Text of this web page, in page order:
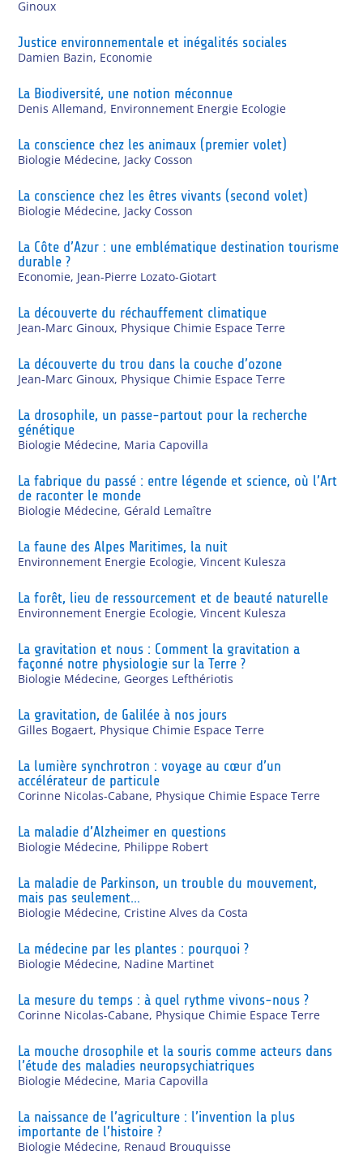
Ginoux
Justice environnementale et inégalités sociales
Damien Bazin, Economie
La Biodiversité, une notion méconnue
Denis Allemand, Environnement Energie Ecologie
La conscience chez les animaux (premier volet)
Biologie Médecine, Jacky Cosson
La conscience chez les êtres vivants (second volet)
Biologie Médecine, Jacky Cosson
La Côte d’Azur : une emblématique destination tourisme
durable ?
Economie, Jean-Pierre Lozato-Giotart
La découverte du réchauffement climatique
Jean-Marc Ginoux, Physique Chimie Espace Terre
La découverte du trou dans la couche d’ozone
Jean-Marc Ginoux, Physique Chimie Espace Terre
La drosophile, un passe-partout pour la recherche
génétique
Biologie Médecine, Maria Capovilla
La fabrique du passé : entre légende et science, où l’Art
de raconter le monde
Biologie Médecine, Gérald Lemaître
La faune des Alpes Maritimes, la nuit
Environnement Energie Ecologie,Vincent Kulesza
La forêt, lieu de ressourcement et de beauté naturelle
Environnement Energie Ecologie,Vincent Kulesza
La gravitation et nous : Comment la gravitation a
façonné notre physiologie sur la Terre ?
Biologie Médecine, Georges Lefthériotis
La gravitation, de Galilée à nos jours
Gilles Bogaert, Physique Chimie Espace Terre
La lumière synchrotron : voyage au cœur d’un
accélérateur de particule
Corinne Nicolas-Cabane, Physique Chimie Espace Terre
La maladie d’Alzheimer en questions
Biologie Médecine, Philippe Robert
La maladie de Parkinson, un trouble du mouvement,
mais pas seulement…
Biologie Médecine, Cristine Alves da Costa
La médecine par les plantes : pourquoi ?
Biologie Médecine, Nadine Martinet
La mesure du temps : à quel rythme vivons-nous ?
Corinne Nicolas-Cabane, Physique Chimie Espace Terre
La mouche drosophile et la souris comme acteurs dans
l’étude des maladies neuropsychiatriques
Biologie Médecine, Maria Capovilla
La naissance de l’agriculture : l’invention la plus
importante de l’histoire ?
Biologie Médecine, Renaud Brouquisse